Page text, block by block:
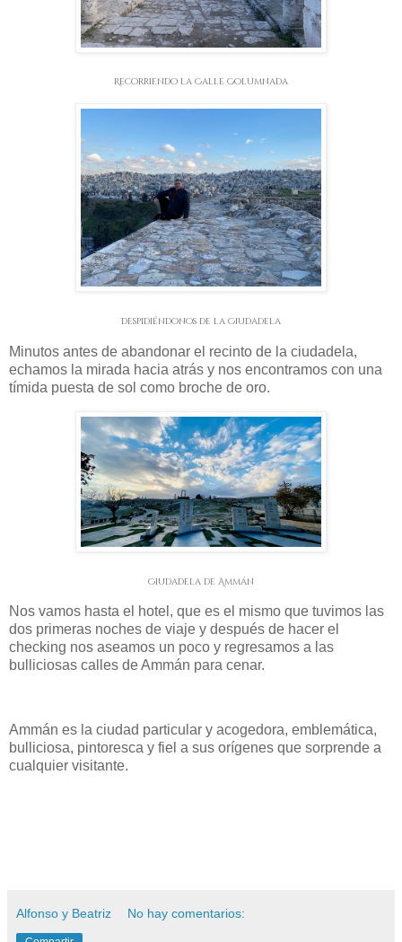
Recorriendo la Calle Columnada
Despidiéndonos de la Ciudadela
Minutos antes de abandonar el recinto de la ciudadela,
echamos la mirada hacia atrás y nos encontramos con una
tímida puesta de sol como broche de oro.
Ciudadela de Ammán
Nos vamos hasta el hotel, que es el mismo que tuvimos las
dos primeras noches de viaje y después de hacer el
checking nos aseamos un poco y regresamos a las
bulliciosas calles de Ammán para cenar.
Ammán es la ciudad particular y acogedora, emblemática,
bulliciosa, pintoresca y fiel a sus orígenes que sorprende a
cualquier visitante.
Alfonso y Beatriz No hay comentarios: